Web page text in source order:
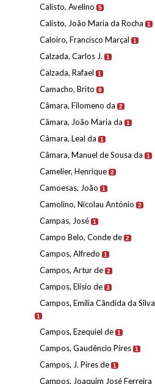
Calisto, Avelino 5
Calisto, João Maria da Rocha 1
Caloiro, Francisco Marçal 1
Calzada, Carlos J. 1
Calzada, Rafael 1
Camacho, Brito 8
Câmara, Filomeno da 2
Câmara, João Maria da 1
Câmara, Leal da 1
Câmara, Manuel de Sousa da 1
Camelier, Henrique 2
Camoesas, João 1
Camolino, Nicolau António 2
Campas, José 1
Campo Belo, Conde de 2
Campos, Alfredo 1
Campos, Artur de 2
Campos, Elísio de 3
Campos, Emília Cândida da Silva
1
Campos, Ezequiel de 1
Campos, Gaudêncio Pires 1
Campos, J. Pires de 1
Campos, Joaquim José Ferreira